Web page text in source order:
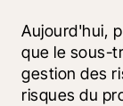
Aujourd'hui,
que le sous-
gestion des
risques du